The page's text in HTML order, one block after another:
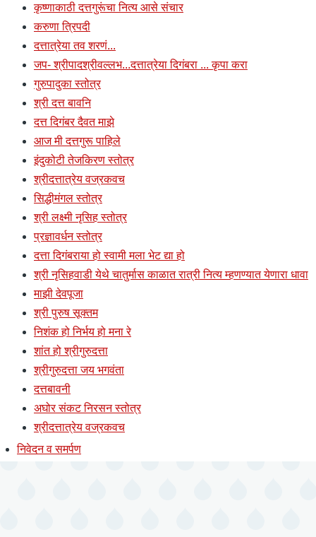
कृष्णाकाठी दत्तगुरूंचा नित्य आसे संचार
करुणा त्रिपदी
दत्तात्रेया तव शरणं...
जप- श्रीपादश्रीवल्लभ...दत्तात्रेया दिगंबरा ... कृपा करा
गुरुपादुका स्तोत्र
श्री दत्त बावनि
दत्त दिगंबर दैवत माझे
आज मी दत्तगुरू पाहिले
इंदुकोटी तेजकिरण स्तोत्र
श्रीदत्तात्रेय वज्रकवच
सिद्धीमंगल स्तोत्र
श्री लक्ष्मी नृसिह स्तोत्र
प्रज्ञावर्धन स्तोत्र
दत्ता दिगंबराया हो स्वामी मला भेट द्या हो
श्री नृसिहवाडी येथे चातुर्मास काळात रात्री नित्य म्हणण्यात येणारा धावा
माझी देवपूजा
श्री पुरुष सूक्तम
निशंक हो निर्भय हो मना रे
शांत हो श्रीगुरुदत्ता
श्रीगुरुदत्ता जय भगवंता
दत्तबावनी
अघोर संकट निरसन स्तोत्र
श्रीदत्तात्रेय वज्रकवच
निवेदन व समर्पण